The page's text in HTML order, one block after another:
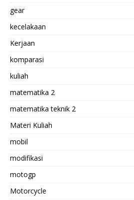
gear
kecelakaan
Kerjaan
komparasi
kuliah
matematika 2
matematika teknik 2
Materi Kuliah
mobil
modifikasi
motogp
Motorcycle